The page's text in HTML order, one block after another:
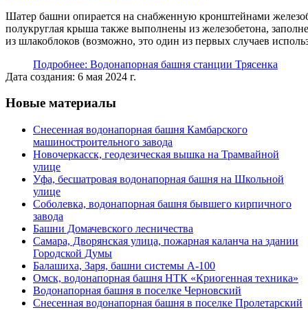
Шатер башни опирается на снабженную кронштейнами
полукруглая крыша также выполнены из железобетона,
из шлакоблоков (возможно, это один из первых случаев
Подробнее: Водонапорная башня станции Трясенка
Дата создания: 6 мая 2024 г.
Новые материалы
Снесенная водонапорная башня Камбарского
машиностроительного завода
Новочеркасск, геодезическая вышка на Трамвайной
улице
Уфа, бесшатровая водонапорная башня на Школьной
улице
Соболевка, водонапорная башня бывшего кирпичного
завода
Башни Домачевского лесничества
Самара, Дворянская улица, пожарная каланча на здании
Городской Думы
Балашиха, Заря, башни системы А-100
Омск, водонапорная башня НТК «Криогенная техника»
Водонапорная башня в поселке Черновский
Снесенная водонапорная башня в поселке Пролетарский